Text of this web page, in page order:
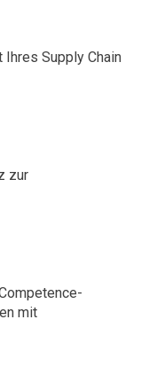
Supply Chain
zur
mit